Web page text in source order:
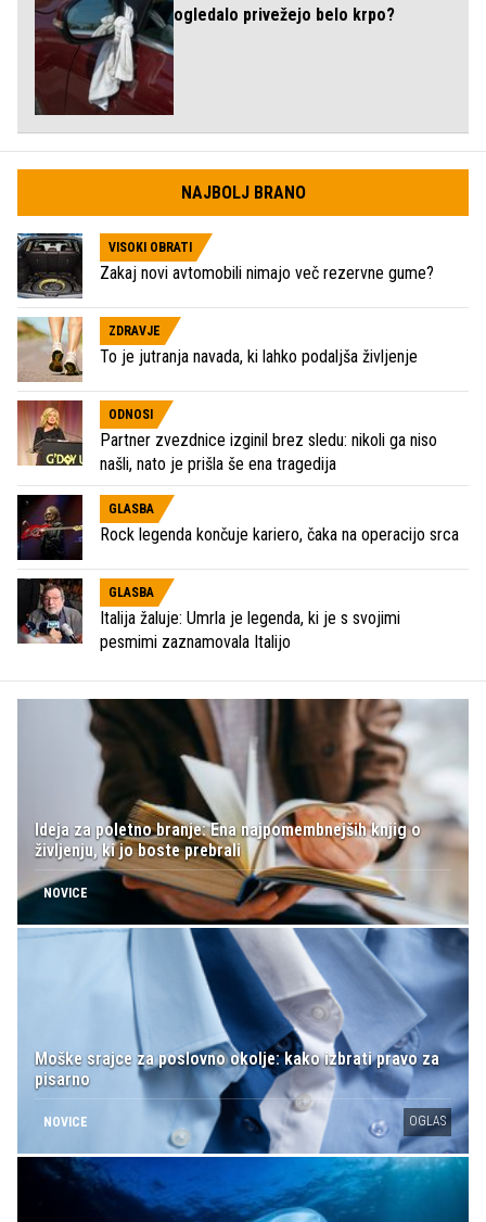
ogledalo privežejo belo krpo?
NAJBOLJ BRANO
VISOKI OBRATI
Zakaj novi avtomobili nimajo več rezervne gume?
ZDRAVJE
To je jutranja navada, ki lahko podaljša življenje
ODNOSI
Partner zvezdnice izginil brez sledu: nikoli ga niso
našli, nato je prišla še ena tragedija
GLASBA
Rock legenda končuje kariero, čaka na operacijo srca
GLASBA
Italija žaluje: Umrla je legenda, ki je s svojimi
pesmimi zaznamovala Italijo
Ideja za poletno branje: Ena najpomembnejših knjig o
življenju, ki jo boste prebrali
NOVICE
Moške srajce za poslovno okolje: kako izbrati pravo za
pisarno
NOVICE OGLAS